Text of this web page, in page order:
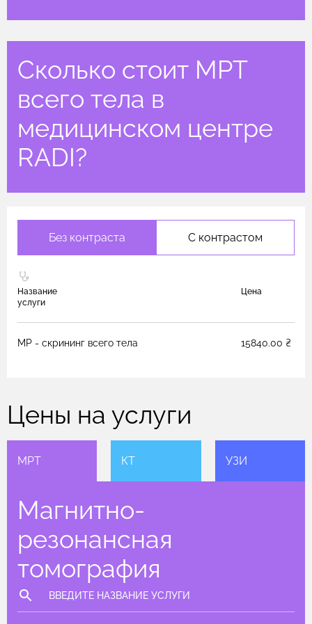
Сколько стоит МРТ
всего тела в
медицинском центре
RADI?
Без контраста С контрастом
Название
услуги
Цена
МР - скрининг всего тела 15840.00 ₴
Цены на услуги
МРТ КТ УЗИ
Магнитно-
резонансная
томография